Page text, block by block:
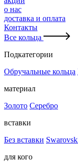
о нас
доставка и оплата
Контакты
Все кольца
Подкатегории
Обручальные кольца
материал
Золото Серебро
вставки
Без вставки
для кого